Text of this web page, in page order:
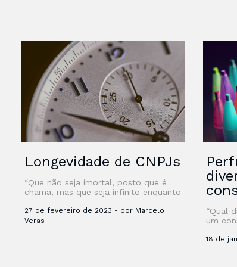
Longevidade de CNPJs
“Que não seja imortal, posto que é
chama, mas que seja infinito enquanto
de Moraes, em outubro de 1939,
escreveu o …
27 de fevereiro de 2023 - por Marcelo
Veras
“Qual
um
ainda
18 de